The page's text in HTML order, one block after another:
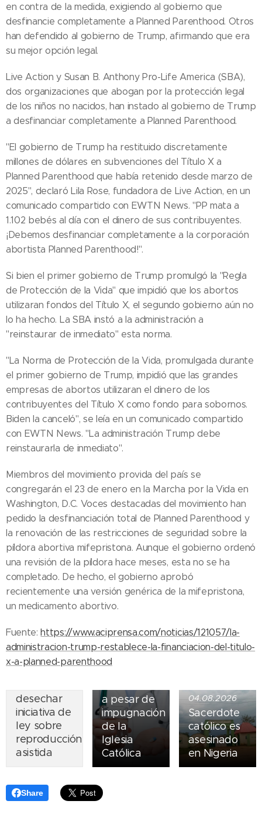
en contra de la medida, exigiendo al gobierno que
desfinancie completamente a Planned Parenthood. Otros
han defendido al gobierno de Trump, afirmando que era
su mejor opción legal.
Live Action y Susan B. Anthony Pro-Life America (SBA),
dos organizaciones que abogan por la protección legal
de los niños no nacidos, han instado al gobierno de Trump
a desfinanciar completamente a Planned Parenthood.
"El gobierno de Trump ha restituido discretamente
millones de dólares en subvenciones del Título X a
Planned Parenthood que había retenido desde marzo de
2025", declaró Lila Rose, fundadora de Live Action, en un
comunicado compartido con EWTN News. "PP mata a
1.102 bebés al día con el dinero de sus contribuyentes.
¡Debemos desfinanciar completamente a la corporación
abortista Planned Parenthood!".
Si bien el primer gobierno de Trump promulgó la "Regla
de Protección de la Vida" que impidió que los abortos
utilizaran fondos del Título X, el segundo gobierno aún no
lo ha hecho. La SBA instó a la administración a
"reinstaurar de inmediato" esta norma.
"La Norma de Protección de la Vida, promulgada durante
el primer gobierno de Trump, impidió que las grandes
empresas de abortos utilizaran el dinero de los
contribuyentes del Título X como fondo para sobornos.
Biden la canceló", se leía en un comunicado compartido
con EWTN News. "La administración Trump debe
reinstaurarla de inmediato".
Miembros del movimiento provida del país se
congregarán el 23 de enero en la Marcha por la Vida en
Washington, D.C. Voces destacadas del movimiento han
pedido la desfinanciación total de Planned Parenthood y
la renovación de las restricciones de seguridad sobre la
píldora abortiva mifepristona. Aunque el gobierno ordenó
una revisión de la píldora hace meses, esta no se ha
completado. De hecho, el gobierno aprobó
recientemente una versión genérica de la mifepristona,
un medicamento abortivo.
Fuente:https://www.aciprensa.com/noticias/121057/la-
administracion-trump-restablece-la-financiacion-del-titulo-
x-a-planned-parenthood
07.08.2026
Piden
desechar
iniciativa de
ley sobre
reproducción
asistida
05.08.2026
suicidio
asistido
entra en
a pesar de
impugnación
de la
Iglesia
Católica
04.08.2026
Sacerdote
católico es
asesinado
en Nigeria
Share